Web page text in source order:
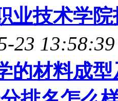
业技术学
23 13:58:39
的材料成